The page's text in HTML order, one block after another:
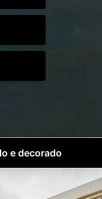
e decorado